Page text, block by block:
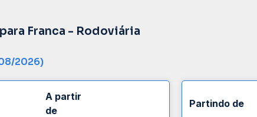
Franca - Rodoviária
2026)
A partir
de
Partindo de